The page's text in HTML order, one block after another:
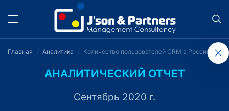
Главная Аналитика Количество пользователей CRM в России в
АНАЛИТИЧЕСКИЙ ОТЧЕТ
Сентябрь 2020 г.